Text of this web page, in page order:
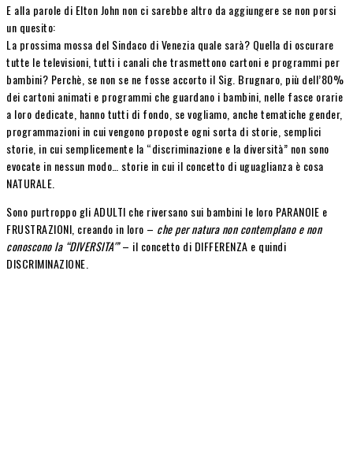
E alla parole di Elton John non ci sarebbe altro da aggiungere se non porsi
un quesito:
La prossima mossa del Sindaco di Venezia quale sarà? Quella di oscurare
tutte le televisioni, tutti i canali che trasmettono cartoni e programmi per
bambini? Perchè, se non se ne fosse accorto il Sig. Brugnaro, più dell’80%
dei cartoni animati e programmi che guardano i bambini, nelle fasce orarie
a loro dedicate, hanno tutti di fondo, se vogliamo, anche tematiche gender,
programmazioni in cui vengono proposte ogni sorta di storie, semplici
storie, in cui semplicemente la “discriminazione e la diversità” non sono
evocate in nessun modo… storie in cui il concetto di uguaglianza è cosa
NATURALE.
Sono purtroppo gli ADULTI che riversano sui bambini le loro PARANOIE e
FRUSTRAZIONI, creando in loro – che per natura non contemplano e non
conoscono la “DIVERSITA'”– il concetto di DIFFERENZA e quindi
DISCRIMINAZIONE.